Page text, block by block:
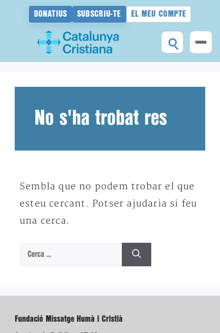
DONATIUS SUBSCRIU-TE EL MEU COMPTE
No s'ha trobat res
Sembla que no podem trobar el que
esteu cercant. Potser ajudaria si feu
una cerca.
Cerca:
Fundació Missatge Humà i Cristià